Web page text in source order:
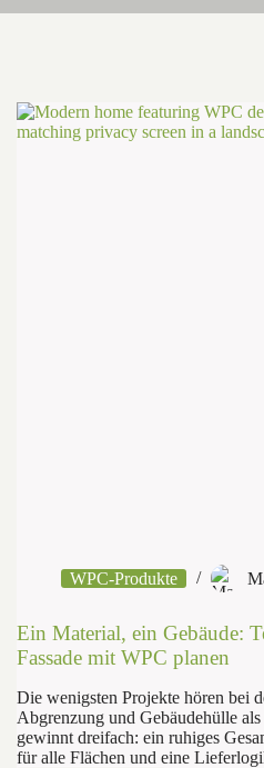
WPC-Produkte
Ein Material, ein Gebäude:
Fassade mit WPC planen
Die wenigsten Projekte hören bei
Abgrenzung und Gebäudehülle
gewinnt dreifach: ein ruhiges
für alle Flächen und eine